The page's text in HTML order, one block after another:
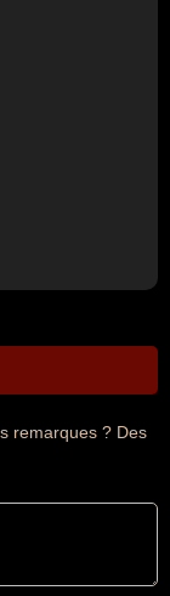
remarques ? Des